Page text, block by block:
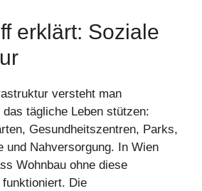
erklärt: Soziale
versteht man
das tägliche Leben stützen:
Gesundheitszentren, Parks,
und Nahversorgung. In Wien
Wohnbau ohne diese
funktioniert. Die